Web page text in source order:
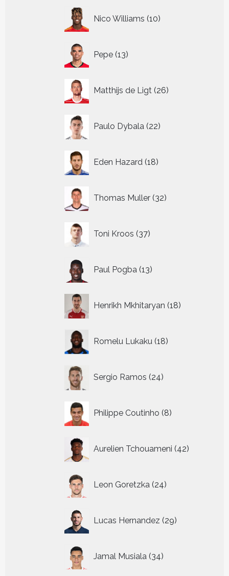
Nico Williams 10
producten
Pepe 13
producten
Matthijs de Ligt 26
producten
Paulo Dybala 22
producten
Eden Hazard 18
producten
Thomas Muller 32
producten
Toni Kroos 37
producten
Paul Pogba 13
producten
Henrikh Mkhitaryan 18
producten
Romelu Lukaku 18
producten
Sergio Ramos 24
producten
Philippe Coutinho 8
producten
Aurelien Tchouameni 42
producten
Leon Goretzka 24
producten
Lucas Hernandez 29
producten
Jamal Musiala 34
producten